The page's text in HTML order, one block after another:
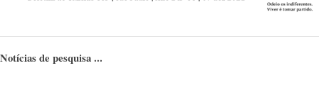
Notícias de pesquisa ...